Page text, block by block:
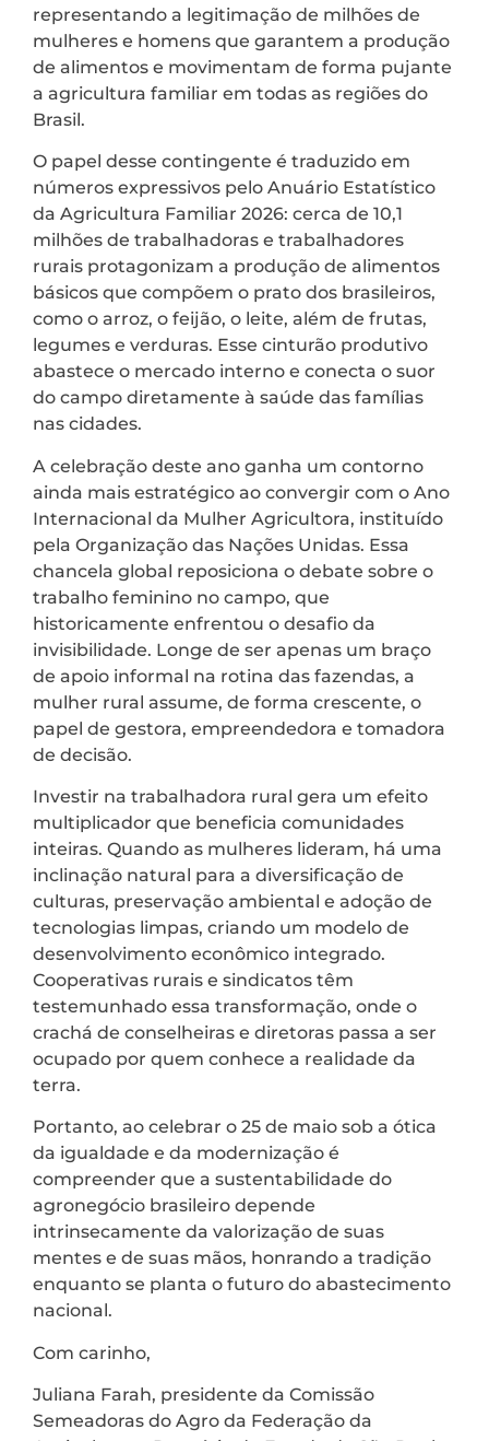
representando a legitimação de milhões de
mulheres e homens que garantem a produção
de alimentos e movimentam de forma pujante
a agricultura familiar em todas as regiões do
Brasil.
O papel desse contingente é traduzido em
números expressivos pelo Anuário Estatístico
da Agricultura Familiar 2026: cerca de 10,1
milhões de trabalhadoras e trabalhadores
rurais protagonizam a produção de alimentos
básicos que compõem o prato dos brasileiros,
como o arroz, o feijão, o leite, além de frutas,
legumes e verduras. Esse cinturão produtivo
abastece o mercado interno e conecta o suor
do campo diretamente à saúde das famílias
nas cidades.
A celebração deste ano ganha um contorno
ainda mais estratégico ao convergir com o Ano
Internacional da Mulher Agricultora, instituído
pela Organização das Nações Unidas. Essa
chancela global reposiciona o debate sobre o
trabalho feminino no campo, que
historicamente enfrentou o desafio da
invisibilidade. Longe de ser apenas um braço
de apoio informal na rotina das fazendas, a
mulher rural assume, de forma crescente, o
papel de gestora, empreendedora e tomadora
de decisão.
Investir na trabalhadora rural gera um efeito
multiplicador que beneficia comunidades
inteiras. Quando as mulheres lideram, há uma
inclinação natural para a diversificação de
culturas, preservação ambiental e adoção de
tecnologias limpas, criando um modelo de
desenvolvimento econômico integrado.
Cooperativas rurais e sindicatos têm
testemunhado essa transformação, onde o
crachá de conselheiras e diretoras passa a ser
ocupado por quem conhece a realidade da
terra.
Portanto, ao celebrar o 25 de maio sob a ótica
da igualdade e da modernização é
compreender que a sustentabilidade do
agronegócio brasileiro depende
intrinsecamente da valorização de suas
mentes e de suas mãos, honrando a tradição
enquanto se planta o futuro do abastecimento
nacional.
Com carinho,
Juliana Farah, presidente da Comissão
Semeadoras do Agro da Federação da